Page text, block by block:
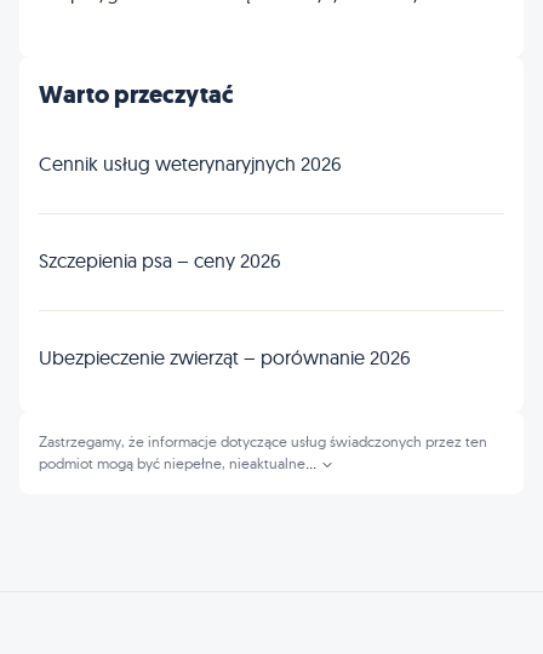
Warto przeczytać
Cennik usług weterynaryjnych 2026
Szczepienia psa – ceny 2026
Ubezpieczenie zwierząt – porównanie 2026
Zastrzegamy, że informacje dotyczące usług świadczonych przez ten
podmiot mogą być niepełne, nieaktualne